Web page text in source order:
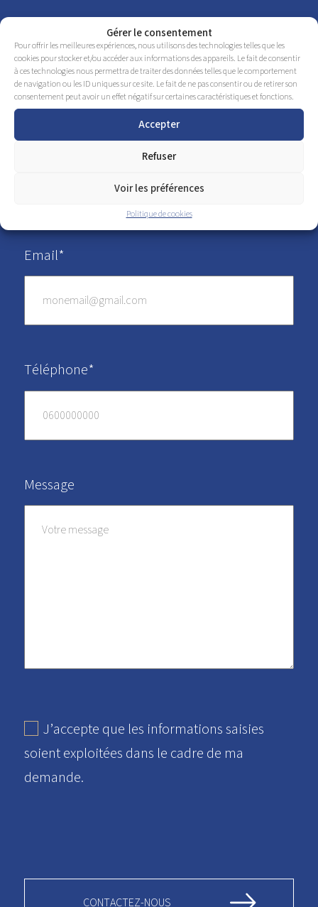
Gérer le consentement
Pour offrir les meilleures expériences, nous utilisons des technologies telles que les
cookies pour stocker et/ou accéder aux informations des appareils. Le fait de consentir
à ces technologies nous permettra de traiter des données telles que le comportement
de navigation ou les ID uniques sur ce site. Le fait de ne pas consentir ou de retirer son
consentement peut avoir un effet négatif sur certaines caractéristiques et fonctions.
Accepter
Refuser
Voir les préférences
Politique de cookies
Nom*
Email*
Téléphone*
Message
J’accepte que les informations saisies
soient exploitées dans le cadre de ma
demande.